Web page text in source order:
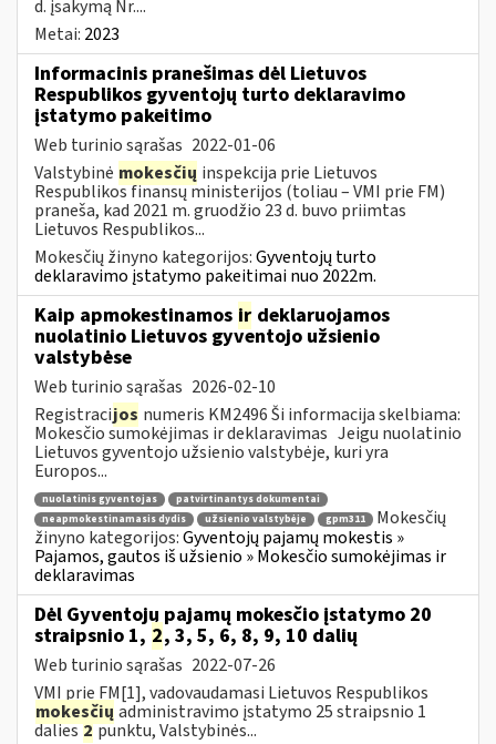
d. įsakymą Nr....
Metai: 2023
Informacinis pranešimas dėl Lietuvos
Respublikos gyventojų turto deklaravimo
įstatymo pakeitimo
Web turinio sąrašas 2022-01-06
Valstybinė mokesčių inspekcija prie Lietuvos
Respublikos finansų ministerijos (toliau – VMI prie FM)
praneša, kad 2021 m. gruodžio 23 d. buvo priimtas
Lietuvos Respublikos...
Mokesčių žinyno kategorijos:Gyventojų turto
deklaravimo įstatymo pakeitimai nuo 2022m.
Kaip apmokestinamos ir deklaruojamos
nuolatinio Lietuvos gyventojo užsienio
valstybėse
Web turinio sąrašas 2026-02-10
Registracijos numeris KM2496 Ši informacija skelbiama:
Mokesčio sumokėjimas ir deklaravimas Jeigu nuolatinio
Lietuvos gyventojo užsienio valstybėje, kuri yra
Europos...
nuolatinis gyventojas
patvirtinantys dokumentai
neapmokestinamasis dydis
užsienio valstybėje gpm311
Mokesčių
žinyno kategorijos:Gyventojų pajamų mokestis »
Pajamos, gautos iš užsienio » Mokesčio sumokėjimas ir
deklaravimas
Dėl Gyventojų pajamų mokesčio įstatymo 20
straipsnio 1, 2, 3, 5, 6, 8, 9, 10 dalių
Web turinio sąrašas 2022-07-26
VMI prie FM[1], vadovaudamasi Lietuvos Respublikos
mokesčių administravimo įstatymo 25 straipsnio 1
dalies2punktu, Valstybinės...